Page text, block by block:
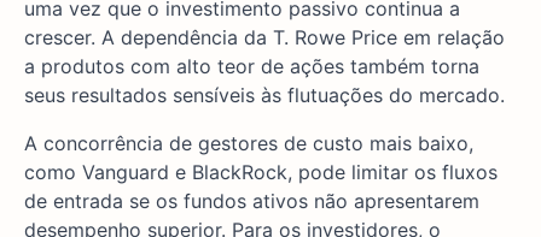
uma vez que o investimento passivo continua a
crescer. A dependência da T. Rowe Price em relação
a produtos com alto teor de ações também torna
seus resultados sensíveis às flutuações do mercado.
A concorrência de gestores de custo mais baixo,
como Vanguard e BlackRock, pode limitar os fluxos
de entrada se os fundos ativos não apresentarem
desempenho superior. Para os investidores, o